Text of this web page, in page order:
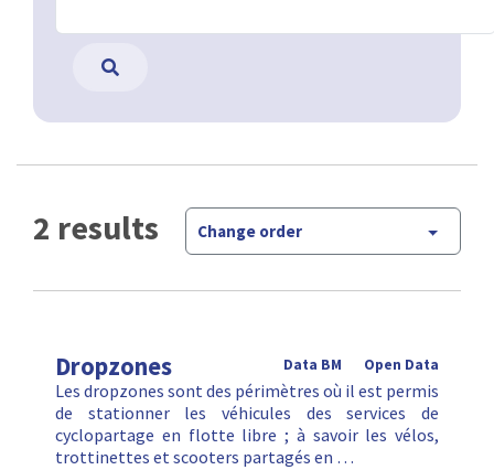
2 results Change order
Dropzones Open Data
Data BM
Les dropzones sont des périmètres où il est permis
de stationner les véhicules des services de
cyclopartage en flotte libre ; à savoir les vélos,
trottinettes et scooters partagés en …